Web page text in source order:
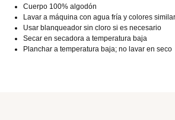
Cuerpo 100% algodón
Lavar a máquina con agua fría y colores
Usar blanqueador sin cloro si es necesario
Secar en secadora a temperatura baja
Planchar a temperatura baja; no lavar en seco